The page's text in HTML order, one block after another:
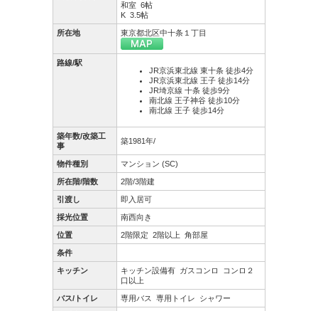
和室 6帖
K 3.5帖
所在地 東京都北区中十条１丁目
路線/駅
JR京浜東北線 東十条 徒歩4分
JR京浜東北線 王子 徒歩14分
JR埼京線 十条 徒歩9分
南北線 王子神谷 徒歩10分
南北線 王子 徒歩14分
築年数/改築工
事
築1981年/
物件種別 マンション (SC)
所在階/階数 2階/3階建
引渡し 即入居可
採光位置 南西向き
位置 2階限定 2階以上 角部屋
条件
キッチン キッチン設備有 ガスコンロ
コンロ２
口以上
バス/トイレ 専用バス 専用トイレ シャワー